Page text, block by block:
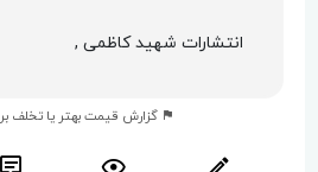
انتشارات شهید کاظمی ,
گزارش قیمت بهتر یا تخلف